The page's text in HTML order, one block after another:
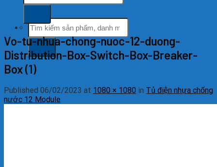
Tìm
kiếm:
Vo-tu-nhua-chong-nuoc-12-duong-
Distribution-Box-Switch-Box-Breaker-
Box (1)
Published 06/02/2023 at 1080 × 1080 in Tủ điện nhựa chống
nước 12 Module